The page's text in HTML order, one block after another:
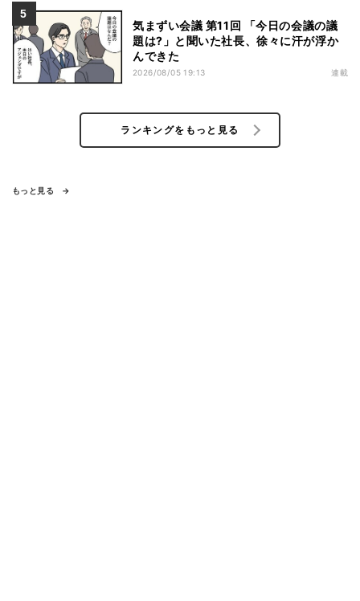
気まずい会議 第11回 「今日の会議の議
題は?」と聞いた社長、徐々に汗が浮か
んできた
2026/08/05 19:13 連載
ランキングをもっと見る
もっと見る